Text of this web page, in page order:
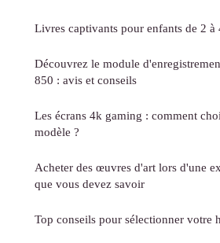
Livres captivants pour enfants de 2 à
Découvrez le module
850 : avis et conseils
Les écrans 4k gaming : comment
modèle ?
Acheter des œuvres d'art lors d'une
que vous devez savoir
Top conseils pour sélectionner votre